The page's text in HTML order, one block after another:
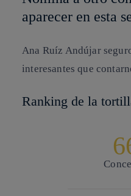
aparecer en esta
Ana Ruíz Andújar
interesantes que
Ranking de la
Con